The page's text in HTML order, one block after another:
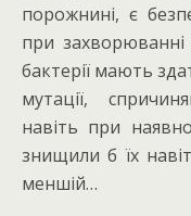
порожнині, є
при захворюванні
бактерії мають
мутації,
навіть при
знищили б їх
меншій…